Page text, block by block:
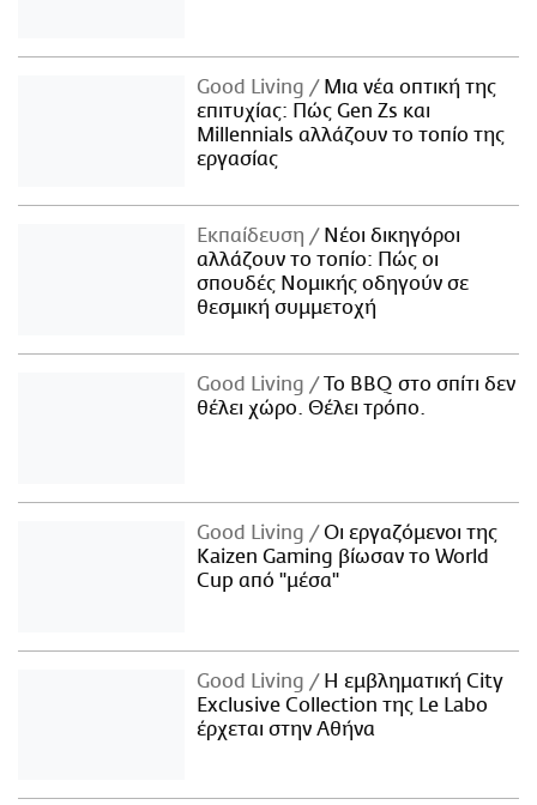
Good Living
Μια νέα οπτική της
επιτυχίας: Πώς Gen Zs και
Millennials αλλάζουν το τοπίο της
εργασίας
Εκπαίδευση
Νέοι δικηγόροι
αλλάζουν το τοπίο: Πώς οι
σπουδές Νομικής οδηγούν σε
θεσμική συμμετοχή
Good Living
Το BBQ στο σπίτι δεν
θέλει χώρο. Θέλει τρόπο.
Good Living
Οι εργαζόμενοι της
Kaizen Gaming βίωσαν το World
Cup από "μέσα"
Good Living
Η εμβληματική City
Exclusive Collection της Le Labo
έρχεται στην Αθήνα